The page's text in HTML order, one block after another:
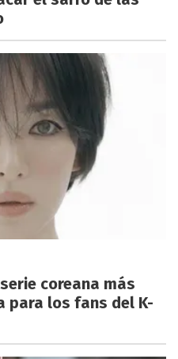
coreana más
para los fans del K-